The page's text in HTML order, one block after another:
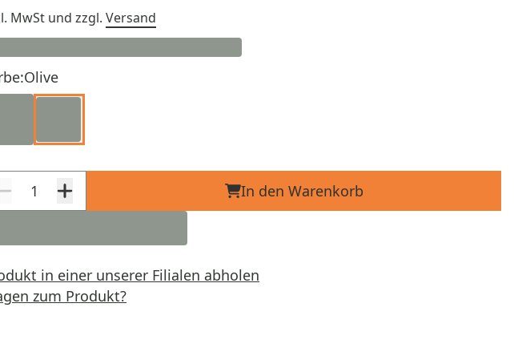
MwSt und zzgl. Versand
Olive
In den Warenkorb
in einer unserer Filialen abholen
zum Produkt?